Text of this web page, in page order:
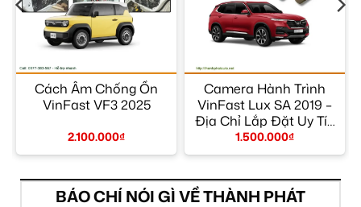
Cách Âm Chống Ồn
VinFast VF3 2025
2.100.000₫
Camera Hành Trình
VinFast Lux SA 2019 –
Địa Chỉ Lắp Đặt Uy Tín
TPHCM
1.500.000₫
BÁO CHÍ NÓI GÌ VỀ THÀNH PHÁT